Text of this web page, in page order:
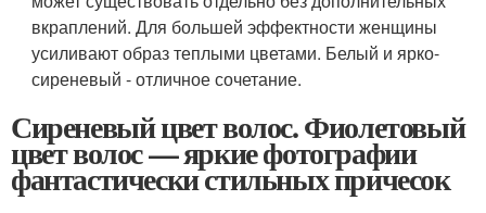
вкраплений. Для большей эффектности женщины
усиливают образ теплыми цветами. Белый и ярко-
сиреневый - отличное сочетание.
Сиреневый цвет волос. Фиолетовый
цвет волос — яркие фотографии
фантастически стильных причесок